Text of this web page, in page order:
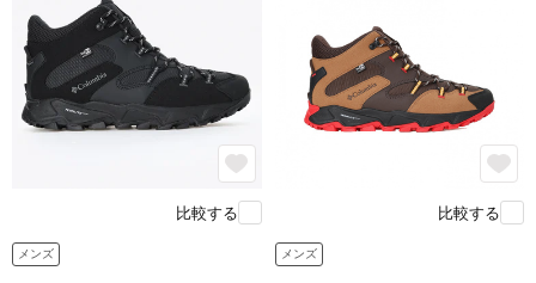
比較する
メンズ
比較する
メンズ